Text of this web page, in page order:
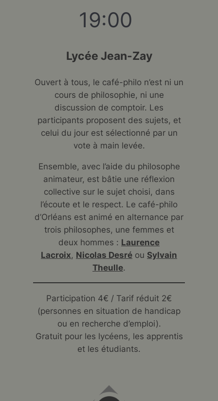
19:00
Lycée Jean-Zay
Ouvert à tous, le café-philo n’est ni un
cours de philosophie, ni une
discussion de comptoir. Les
participants proposent des sujets, et
celui du jour est sélectionné par un
vote à main levée.
Ensemble, avec l’aide du philosophe
animateur, est bâtie une réflexion
collective sur le sujet choisi, dans
l’écoute et le respect. Le café-philo
d’Orléans est animé en alternance par
trois philosophes, une femmes et
deux hommes : Laurence
Lacroix, Nicolas Desré ou Sylvain
Theulle.
Participation 4€ / Tarif réduit 2€
(personnes en situation de handicap
ou en recherche d’emploi).
Gratuit pour les lycéens, les apprentis
et les étudiants.